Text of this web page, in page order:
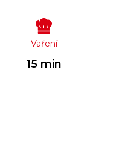
Vaření
15 min